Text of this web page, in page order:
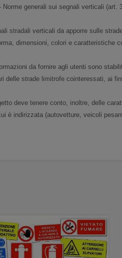
Norme generali sui segnali verticali (art.
stradali verticali da apporre sulle
dimensioni, colori e caratteristiche
da fornire agli utenti sono
delle strade limitrofe cointeressati, ai
deve tenere conto, inoltre, delle
è indirizzata (autovetture, veicoli